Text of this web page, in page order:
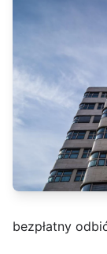
bezpłatny